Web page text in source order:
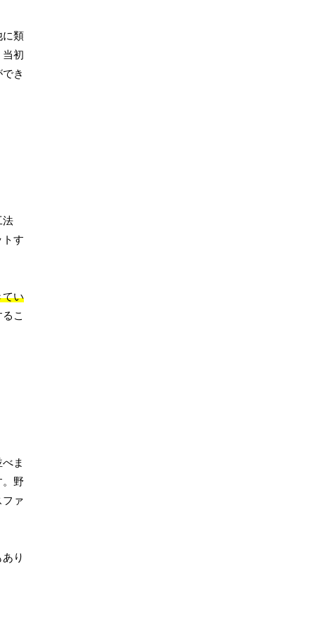
に類
当初
き
法
トす
てい
こ
ま
。野
ファ
り